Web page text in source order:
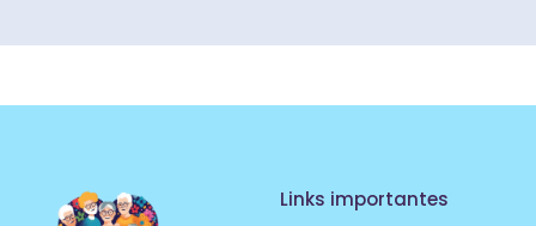
Links importantes